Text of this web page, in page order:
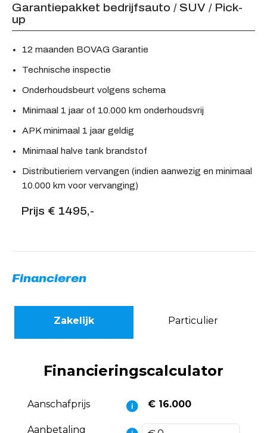
Garantiepakket bedrijfsauto / SUV / Pick-
up
12 maanden BOVAG Garantie
Technische inspectie
Onderhoudsbeurt volgens schema
Minimaal 1 jaar of 10.000 km onderhoudsvrij
APK minimaal 1 jaar geldig
Minimaal halve tank brandstof
Distributieriem vervangen (indien aanwezig en minimaal
10.000 km voor vervanging)
Prijs € 1495,-
Financieren